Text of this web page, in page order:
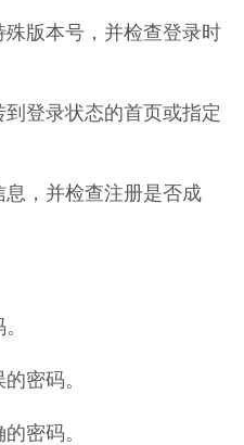
版本号，并检查登录时
登录状态的首页或指定
，并检查注册是否成
密码。
密码。